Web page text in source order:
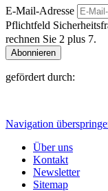
E-Mail-Adresse
Pflichtfeld
rechnen Sie 2 plus 7.
Abonnieren
gefördert durch:
Navigation
Über uns
Kontakt
Newsletter
Sitemap